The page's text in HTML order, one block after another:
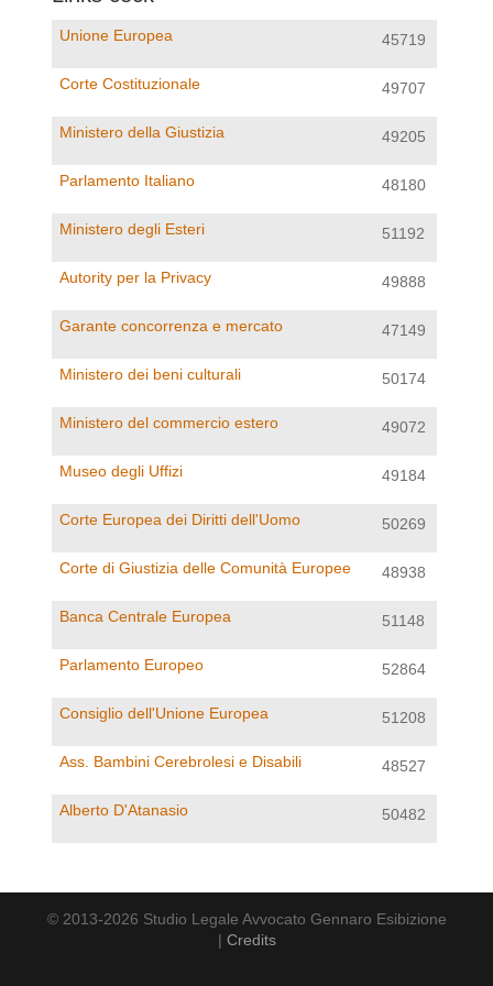
Unione Europea 45719
Corte Costituzionale 49707
Ministero della Giustizia 49205
Parlamento Italiano 48180
Ministero degli Esteri 51192
Autority per la Privacy 49888
Garante concorrenza e mercato 47149
Ministero dei beni culturali 50174
Ministero del commercio estero 49072
Museo degli Uffizi 49184
Corte Europea dei Diritti dell'Uomo 50269
Corte di Giustizia delle Comunità Europee 48938
Banca Centrale Europea 51148
Parlamento Europeo 52864
Consiglio dell'Unione Europea 51208
Ass. Bambini Cerebrolesi e Disabili 48527
Alberto D'Atanasio 50482
© 2013-2026 Studio Legale Avvocato Gennaro Esibizione
| Credits